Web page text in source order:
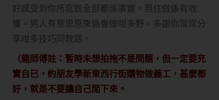
好感受到你所寫既全部都係事實，照住做係有收
獲。男人有意思原來係會做咁多野。多謝你常常分
享咁多技巧同教路。
（龍師傅註：暫時未想拍拖不是問題，但一定要充
實自已，約朋友學新東西行街購物做義工，甚麼都
好，就是不要讓自己閒下來。